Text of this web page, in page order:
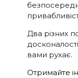
Два різних
вами рухає.
Отримайте